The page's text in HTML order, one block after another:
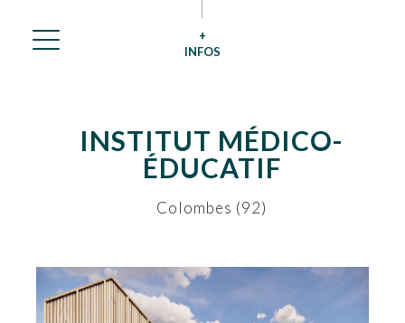
INSTITUT MÉDICO-
ÉDUCATIF
Colombes (92)
+
INFOS